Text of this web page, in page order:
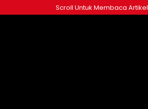
to
Scroll Untuk Membaca Artikel